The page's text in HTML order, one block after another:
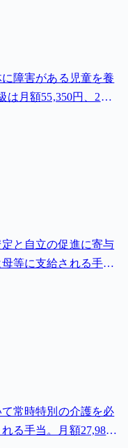
障害がある児童を養
は月額55,350円、2級
と自立の促進に寄与
等に支給される手
常時特別の介護を必
る手当。月額27,980